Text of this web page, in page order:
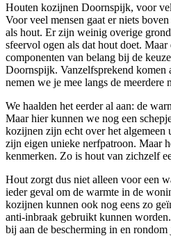
Houten kozijnen Doornspijk, voor
Voor veel mensen gaat er niets
als hout. Er zijn weinig overige
sfeervol ogen als dat hout doet.
componenten van belang bij de
Doornspijk. Vanzelfsprekend komen
nemen we je mee langs de meerdere
We haalden het eerder al aan: de
Maar hier kunnen we nog een
kozijnen zijn echt over het algemeen
zijn eigen unieke nerfpatroon. Maar
kenmerken. Zo is hout van zichzelf
Hout zorgt dus niet alleen voor een
ieder geval om de warmte in de
kozijnen kunnen ook nog eens zo
anti-inbraak gebruikt kunnen
bij aan de bescherming in en rondom